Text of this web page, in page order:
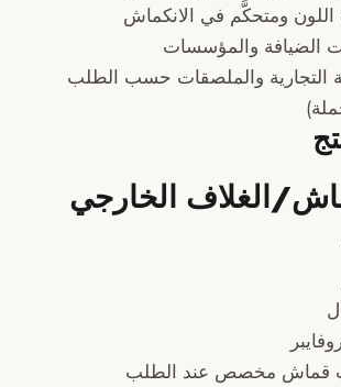
في الانكماش
والمؤسسات
والملصقات حسب الطلب
الخارجي
عند الطلب